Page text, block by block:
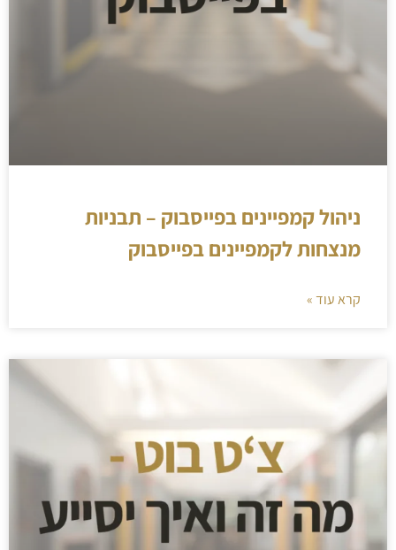
ניהול קמפיינים בפייסבוק – תבניות
מנצחות לקמפיינים בפייסבוק
קרא עוד »